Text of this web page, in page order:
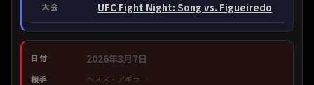
UFC Fight Night: Song vs. Figueiredo
2026年3月7日
ヘスス・アギラー